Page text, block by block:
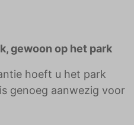
gewoon op het park
hoeft u het park
genoeg aanwezig voor